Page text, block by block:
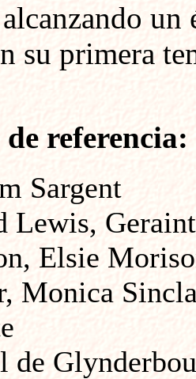
su primera
referencia:
Sargent
Lewis,
Elsie
Monica
de